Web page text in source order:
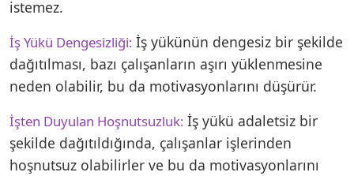
istemez.
İş Yükü Dengesizliği: İş yükünün dengesiz bir şekilde
dağıtılması, bazı çalışanların aşırı yüklenmesine
neden olabilir, bu da motivasyonlarını düşürür.
İşten Duyulan Hoşnutsuzluk: İş yükü adaletsiz bir
şekilde dağıtıldığında, çalışanlar işlerinden
hoşnutsuz olabilirler ve bu da motivasyonlarını